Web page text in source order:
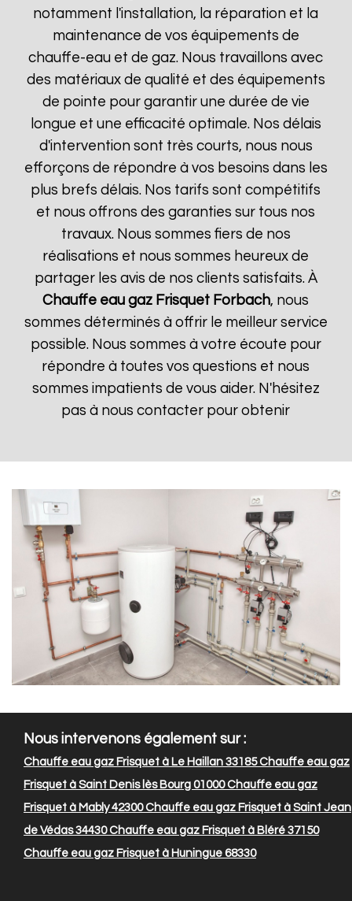
notamment l'installation, la réparation et la
maintenance de vos équipements de
chauffe-eau et de gaz. Nous travaillons avec
des matériaux de qualité et des équipements
de pointe pour garantir une durée de vie
longue et une efficacité optimale. Nos délais
d'intervention sont très courts, nous nous
efforçons de répondre à vos besoins dans les
plus brefs délais. Nos tarifs sont compétitifs
et nous offrons des garanties sur tous nos
travaux. Nous sommes fiers de nos
réalisations et nous sommes heureux de
partager les avis de nos clients satisfaits. À
Chauffe eau gaz Frisquet Forbach, nous
sommes déterminés à offrir le meilleur service
possible. Nous sommes à votre écoute pour
répondre à toutes vos questions et nous
sommes impatients de vous aider. N'hésitez
pas à nous contacter pour obtenir
Nous intervenons également sur :
Chauffe eau gaz Frisquet à Le Haillan 33185Chauffe eau gaz
Frisquet à Saint Denis lès Bourg 01000Chauffe eau gaz
Frisquet à Mably 42300Chauffe eau gaz Frisquet à Saint Jean
de Védas 34430Chauffe eau gaz Frisquet à Bléré 37150
Chauffe eau gaz Frisquet à Huningue 68330